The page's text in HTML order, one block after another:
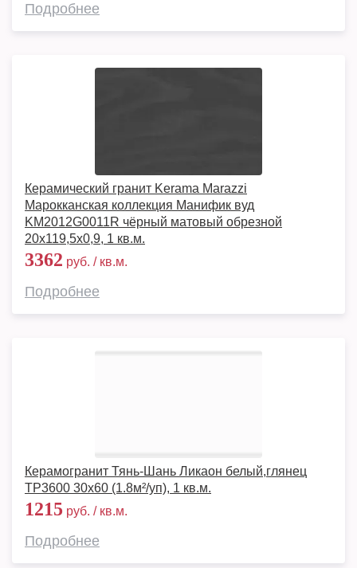
Подробнее
Керамический гранит Kerama Marazzi
Марокканская коллекция Манифик вуд
KM2012G0011R чёрный матовый обрезной
20x119,5x0,9, 1 кв.м.
3362 руб. / кв.м.
Подробнее
Керамогранит Тянь-Шань Ликаон белый,глянец
TP3600 30x60 (1.8м²/уп), 1 кв.м.
1215 руб. / кв.м.
Подробнее